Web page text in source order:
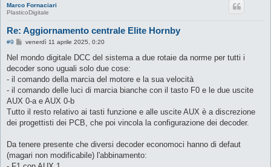
Marco Fornaciari
PlasticoDigitale
Re: Aggiornamento centrale Elite Hornby
#9
M
s
a
g
i
o
venerdì 11 aprile 2025, 0:20
Nel mondo digitale DCC del sistema a due rotaie da norme per tutti i
decoder sono uguali solo due cose:
- il comando della marcia del motore e la sua velocità
- il comando delle luci di marcia bianche con il tasto F0 e le due uscite
AUX 0-a e AUX 0-b
Tutto il resto relativo ai tasti funzione e alle uscite AUX è a discrezione
dei progettisti dei PCB, che poi vincola la configurazione dei decoder.
Da tenere presente che diversi decoder economoci hanno di defaut
(magari non modificabile) l'abbinamento: